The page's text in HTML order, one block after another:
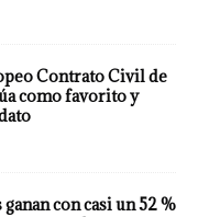
Contrato Civil de
como favorito y
con casi un 52 %